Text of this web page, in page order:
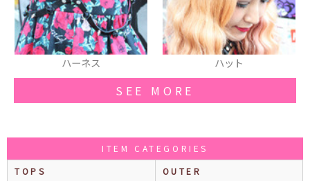
ハット ネイル
SEE MORE
ITEM CATEGORIES
TOPS
OUTER